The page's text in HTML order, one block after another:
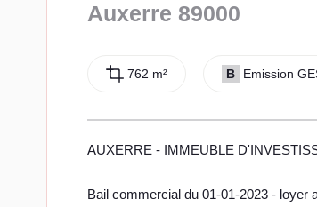
Auxerre 89000
762 m² B Emission
AUXERRE - IMMEUBLE
Bail commercial du 01-01-2023 - loyer